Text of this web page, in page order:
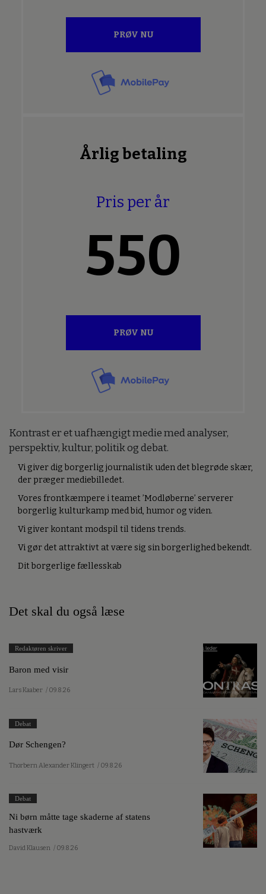
PRØV NU
Årlig betaling
Pris per år
550
PRØV NU
Kontrast er et uafhængigt medie med analyser,
perspektiv, kultur, politik og debat.
Vi giver dig borgerlig journalistik uden det blegrøde skær,
der præger mediebilledet.
Vores frontkæmpere i teamet ’Modløberne’ serverer
borgerlig kulturkamp med bid, humor og viden.
Vi giver kontant modspil til tidens trends.
Vi gør det attraktivt at være sig sin borgerlighed bekendt.
Dit borgerlige fællesskab
Det skal du også læse
Redaktøren skriver
Baron med visir
Lars Kaaber / 09.8.26
Debat
Dør Schengen?
Thorbern Alexander Klingert / 09.8.26
Debat
Ni børn måtte tage skaderne af statens
hastværk
David Klausen / 09.8.26